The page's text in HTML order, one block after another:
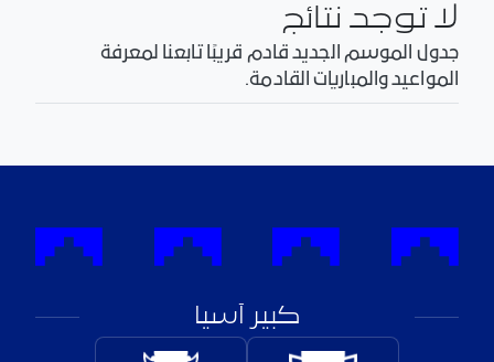
لا توجد نتائج
جدول الموسم الجديد قادم قريبًا تابعنا لمعرفة
المواعيد والمباريات القادمة.
كبير آسيا